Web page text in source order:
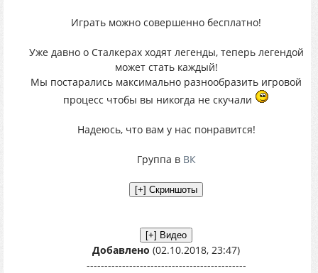
Играть можно совершенно бесплатно!
Уже давно о Сталкерах ходят легенды, теперь легендой
может стать каждый!
Мы постарались максимально разнообразить игровой
процесс чтобы вы никогда не скучали
Надеюсь, что вам у нас понравится!
Группа в ВК
Добавлено (02.10.2018, 23:47)
---------------------------------------------